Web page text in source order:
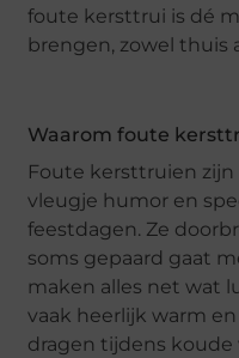
foute kersttrui is dé
brengen, zowel thuis
Waarom foute
Foute kersttruien
vleugje humor en
feestdagen. Ze
soms gepaard gaat
maken alles net wat
vaak heerlijk warm
dragen tijdens